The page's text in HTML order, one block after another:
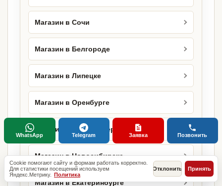
Магазин в Сочи
Магазин в Белгороде
Магазин в Липецке
Магазин в Оренбурге
Магазин в Санкт-Петербурге
Магазин в Новосибирске
Магазин в Екатеринбурге
Cookie помогают сайту и формам работать корректно.
Для статистики посещений используем
Яндекс.Метрику. Политика
Отклонить Принять
WhatsApp Telegram Заявка Позвонить